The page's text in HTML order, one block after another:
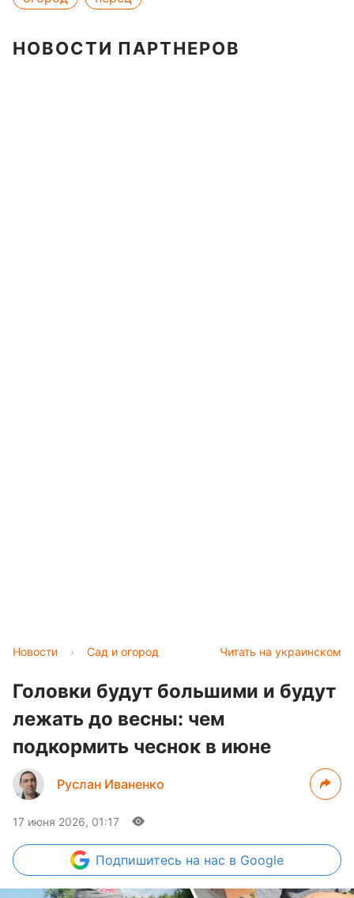
НОВОСТИ ПАРТНЕРОВ
Читать на украинском
Новости › Сад и огород
Головки будут большими и будут
лежать до весны: чем
подкормить чеснок в июне
Руслан Иваненко
17 июня 2026, 01:17
Подпишитесь на нас в Google